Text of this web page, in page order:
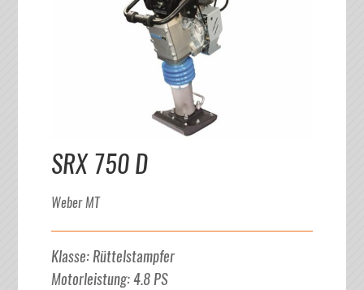
SRX 750 D
Weber MT
Klasse: Rüttelstampfer
Motorleistung:4.8PS